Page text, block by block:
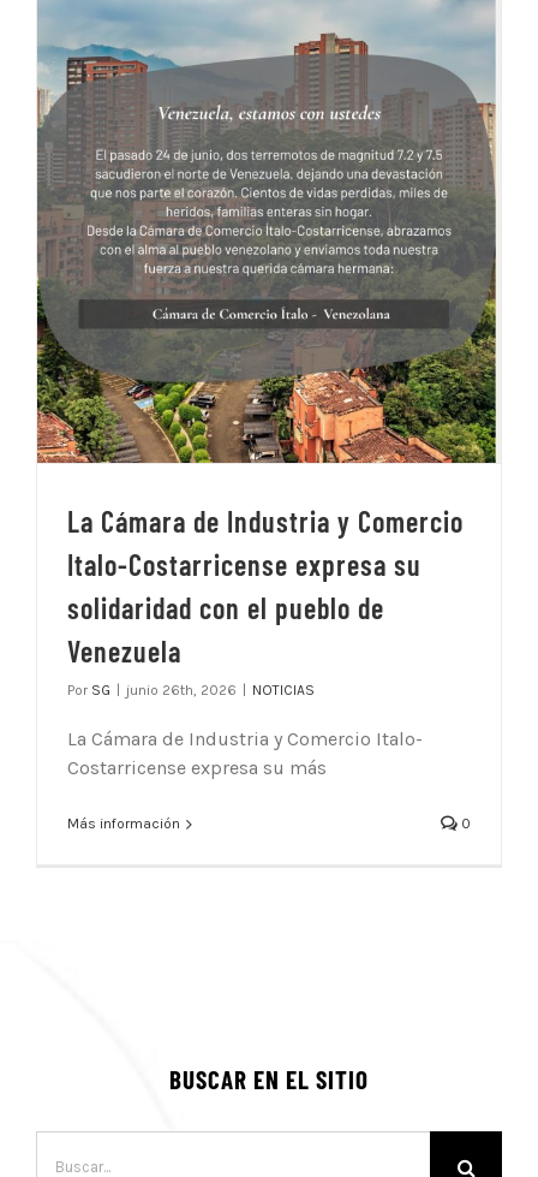
La Cámara de Industria y Comercio
Italo-Costarricense expresa su
solidaridad con el pueblo de
Venezuela
Por SG | junio 26th, 2026 | NOTICIAS
La Cámara de Industria y Comercio Italo-
Costarricense expresa su más
Más información 0
BUSCAR EN EL SITIO